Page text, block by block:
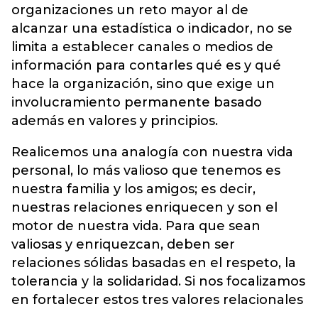
organizaciones un reto mayor al de
alcanzar una estadística o indicador, no se
limita a establecer canales o medios de
información para contarles qué es y qué
hace la organización, sino que exige un
involucramiento permanente basado
además en valores y principios.
Realicemos una analogía con nuestra vida
personal, lo más valioso que tenemos es
nuestra familia y los amigos; es decir,
nuestras relaciones enriquecen y son el
motor de nuestra vida. Para que sean
valiosas y enriquezcan, deben ser
relaciones sólidas basadas en el respeto, la
tolerancia y la solidaridad. Si nos focalizamos
en fortalecer estos tres valores relacionales